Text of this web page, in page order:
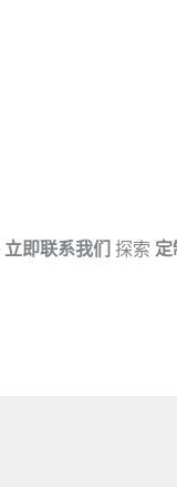
立即联系我们 探索 定